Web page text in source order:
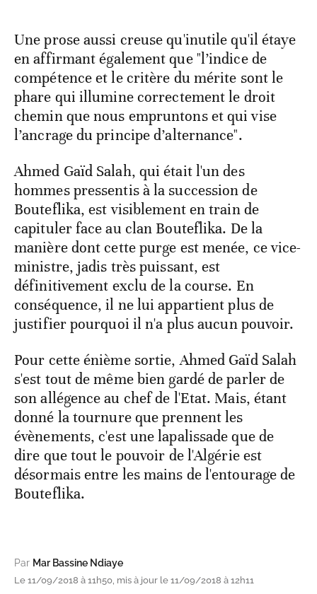
Une prose aussi creuse qu'inutile qu'il étaye
en affirmant également que "l’indice de
compétence et le critère du mérite sont le
phare qui illumine correctement le droit
chemin que nous empruntons et qui vise
l’ancrage du principe d’alternance".
Ahmed Gaïd Salah, qui était l'un des
hommes pressentis à la succession de
Bouteflika, est visiblement en train de
capituler face au clan Bouteflika. De la
manière dont cette purge est menée, ce vice-
ministre, jadis très puissant, est
définitivement exclu de la course. En
conséquence, il ne lui appartient plus de
justifier pourquoi il n'a plus aucun pouvoir.
Pour cette énième sortie, Ahmed Gaïd Salah
s'est tout de même bien gardé de parler de
son allégence au chef de l'Etat. Mais, étant
donné la tournure que prennent les
évènements, c'est une lapalissade que de
dire que tout le pouvoir de l'Algérie est
désormais entre les mains de l'entourage de
Bouteflika.
Par Mar Bassine Ndiaye
Le 11/09/2018 à 11h50, mis à jour le 11/09/2018 à 12h11